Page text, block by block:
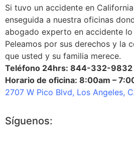
Si tuvo un accidente en
enseguida a nuestra oficinas
abogado experto en accidente lo
Peleamos por sus derechos y la
que usted y su familia merece.
Teléfono 24hrs: 844-332-9832
Horario de oficina: 8:00am –
2707 W Pico Blvd, Los Angeles,
Síguenos: